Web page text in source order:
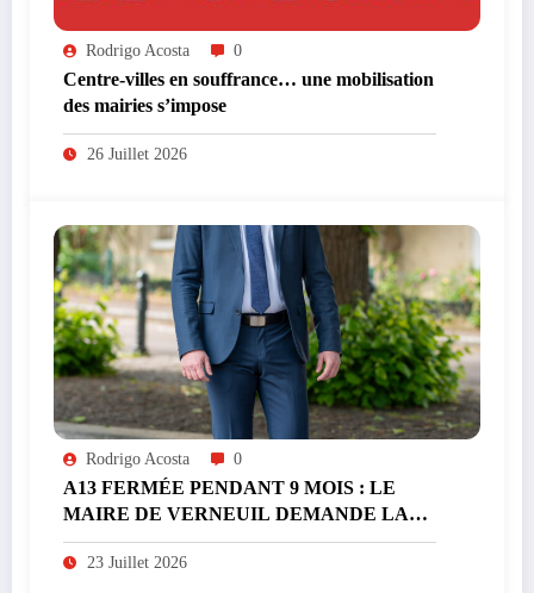
Rodrigo Acosta 0
Centre-villes en souffrance… une mobilisation
des mairies s’impose
26 Juillet 2026
Rodrigo Acosta 0
A13 FERMÉE PENDANT 9 MOIS : LE
MAIRE DE VERNEUIL DEMANDE LA
GRATUITÉ DE L’A14 PENDANT LES
TRAVAUX
23 Juillet 2026